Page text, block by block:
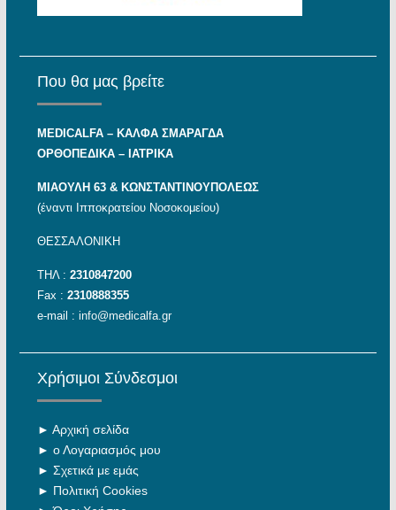
Που θα μας βρείτε
MEDICALFA – KAΛΦΑ ΣΜΑΡΑΓΔΑ
ΟΡΘΟΠΕΔΙΚΑ – ΙΑΤΡΙΚΑ
ΜΙΑΟΥΛΗ 63 & ΚΩΝΣΤΑΝΤΙΝΟΥΠΟΛΕΩΣ
(έναντι Ιπποκρατείου Νοσοκομείου)
ΘΕΣΣΑΛΟΝΙΚΗ
ΤΗΛ : 2310847200
Fax : 2310888355
e-mail : info@medicalfa.gr
Χρήσιμοι Σύνδεσμοι
► Αρχική σελίδα
► ο Λογαριασμός μου
► Σχετικά με εμάς
► Πολιτική Cookies